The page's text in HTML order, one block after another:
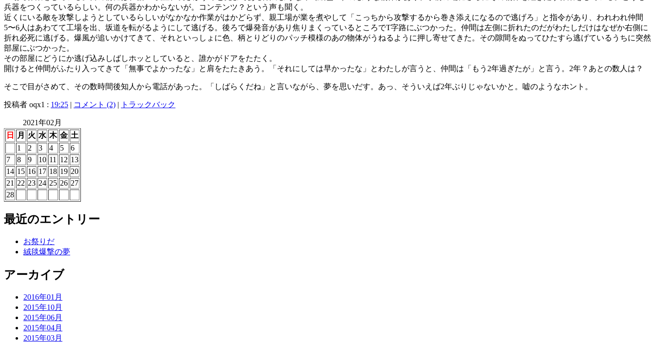
兵器をつくっているらしい。何の兵器かわからないが。コンテンツ？という声も聞く。
近くにいる敵を攻撃しようとしているらしいがなかなか作業がはかどらず、親工場が業を煮やして「こっちから攻撃するから巻き添えになるので逃げろ」と指令があり、われわれ仲間
5〜6人はあわてて工場を出、坂道を転がるようにして逃げる。後ろで爆発音があり焦りまくっているところでT字路にぶつかった。仲間は左側に折れたのだがわたしだけはなぜか右側に
折れ必死に逃げる。爆風が追いかけてきて、それといっしょに色、柄とりどりのパッチ模様のあの物体がうねるように押し寄せてきた。その隙間をぬってひたすら逃げているうちに突然
部屋にぶつかった。
その部屋にどうにか逃げ込みしばしホッとしていると、誰かがドアをたたく。
開けると仲間がふたり入ってきて「無事でよかったな」と肩をたたきあう。「それにしては早かったな」とわたしが言うと、仲間は「もう2年過ぎたが」と言う。2年？あとの数人は？
そこで目がさめて、その数時間後知人から電話があった。「しばらくだね」と言いながら、夢を思いだす。あっ、そういえば2年ぶりじゃないかと。嘘のようなホント。
投稿者 oqx1 : 19:25 | コメント (2) | トラックバック
2021年02月
日
月 火 水 木 金 土
1
2 3 4 5
6
7
8 9 10 11 12 13
14 15 16 17 18 19 20
21 22 23 24 25 26 27
28
最近のエントリー
お祭りだ
絨毯爆撃の夢
アーカイブ
2016年01月
2015年10月
2015年06月
2015年04月
2015年03月